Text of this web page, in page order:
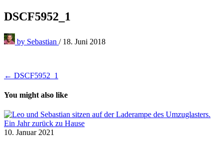
DSCF5952_1
by Sebastian / 18. Juni 2018
Beitragsnavigation
← DSCF5952_1
You might also like
Ein Jahr zurück zu Hause
10. Januar 2021